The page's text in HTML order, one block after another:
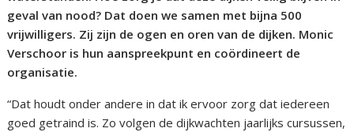
geval van nood? Dat doen we samen met bijna 500
vrijwilligers. Zij zijn de ogen en oren van de dijken. Monic
Verschoor is hun aanspreekpunt en coördineert de
organisatie.
“Dat houdt onder andere in dat ik ervoor zorg dat iedereen
goed getraind is. Zo volgen de dijkwachten jaarlijks cursussen,